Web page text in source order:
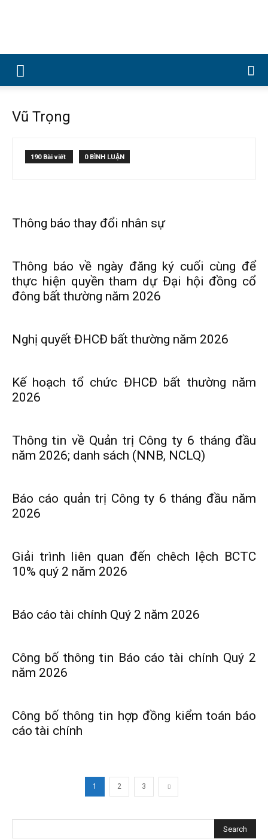
Công
Than
Danh
Vũ Trọng
190 Bài viết 0 BÌNH LUẬN
Thông báo thay đổi nhân sự
Thông báo về ngày đăng ký cuối cùng để
thực hiện quyền tham dự Đại hội đồng cổ
đông bất thường năm 2026
Nghị quyết ĐHCĐ bất thường năm 2026
Kế hoạch tổ chức ĐHCĐ bất thường năm
2026
Thông tin về Quản trị Công ty 6 tháng đầu
năm 2026; danh sách (NNB, NCLQ)
Báo cáo quản trị Công ty 6 tháng đầu năm
2026
Giải trình liên quan đến chêch lệch BCTC
10% quý 2 năm 2026
Báo cáo tài chính Quý 2 năm 2026
Công bố thông tin Báo cáo tài chính Quý 2
năm 2026
Công bố thông tin hợp đồng kiểm toán báo
cáo tài chính
1 2 3